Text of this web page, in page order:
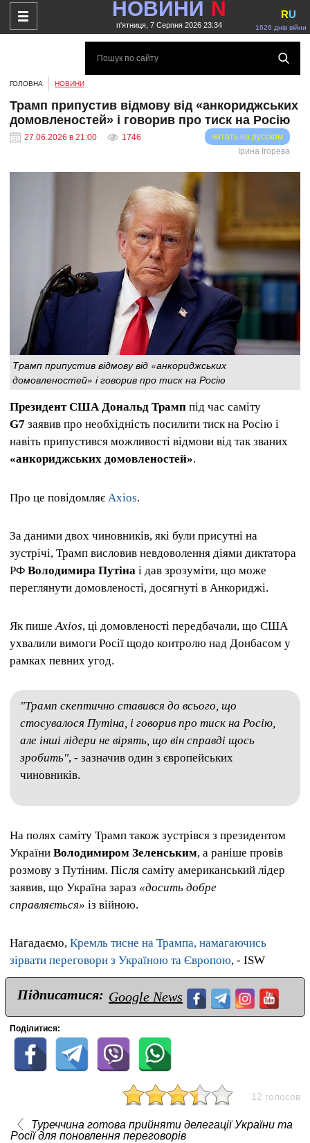
НОВИНИ N
п'ятниця, 7 Серпня 2026 23:34 1626 днів війни
RU
ГОЛОВНА НОВИНИ
Трамп припустив відмову від «анкориджських
домовленостей» і говорив про тиск на Росію
27.06.2026 в 21:00 1746
читать на русском
Ірина Ігорева
Трамп припустив відмову від «анкориджських
домовленостей» і говорив про тиск на Росію
Президент США Дональд Трамп під час саміту
G7 заявив про необхідність посилити тиск на Росію і
навіть припустився можливості відмови від так званих
«анкориджських домовленостей».
Про це повідомляє Axios.
За даними двох чиновників, які були присутні на
зустрічі, Трамп висловив невдоволення діями диктатора
РФ Володимира Путіна і дав зрозуміти, що може
переглянути домовленості, досягнуті в Анкориджі.
Як пишеAxios, ці домовленості передбачали, що США
ухвалили вимоги Росії щодо контролю над Донбасом у
рамках певних угод.
"Трамп скептично ставився до всього, що
стосувалося Путіна, і говорив про тиск на Росію,
але інші лідери не вірять, що він справді щось
зробить", - зазначив один з європейських
чиновників.
На полях саміту Трамп також зустрівся з президентом
України Володимиром Зеленським, а раніше провів
розмову з Путіним. Після саміту американський лідер
заявив, що Україна зараз «досить добре
справляється» із війною.
Нагадаємо, Кремль тисне на Трампа, намагаючись
зірвати переговори з Україною та Європою, - ISW
Підписатися: Google News
Поділитися:
12 голосов
Туреччина готова прийняти делегації України та
Росії для поновлення переговорів